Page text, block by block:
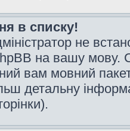
в списку!
не
на вашу мову.
вам мовний
детальну